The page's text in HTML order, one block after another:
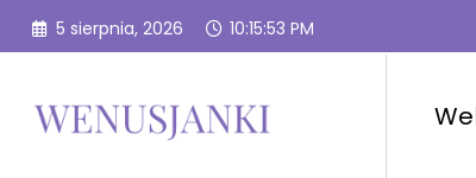
Przejdź
5 sierpnia, 2026 10:15:54 PM